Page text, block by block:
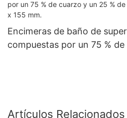
Encimeras de baño de
compuestas por un 75 %
Artículos Relacionados